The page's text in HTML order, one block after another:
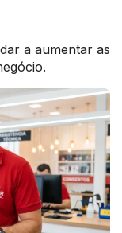
a aumentar as